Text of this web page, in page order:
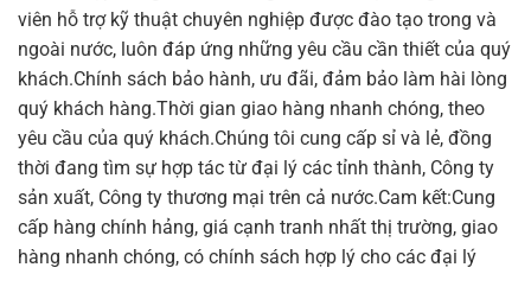
viên hỗ trợ kỹ thuật chuyên nghiệp được đào tạo trong và
ngoài nước, luôn đáp ứng những yêu cầu cần thiết của quý
khách.Chính sách bảo hành, ưu đãi, đảm bảo làm hài lòng
quý khách hàng.Thời gian giao hàng nhanh chóng, theo
yêu cầu của quý khách.Chúng tôi cung cấp sỉ và lẻ, đồng
thời đang tìm sự hợp tác từ đại lý các tỉnh thành, Công ty
sản xuất, Công ty thương mại trên cả nước.Cam kết:Cung
cấp hàng chính hảng, giá cạnh tranh nhất thị trường, giao
hàng nhanh chóng, có chính sách hợp lý cho các đại lý